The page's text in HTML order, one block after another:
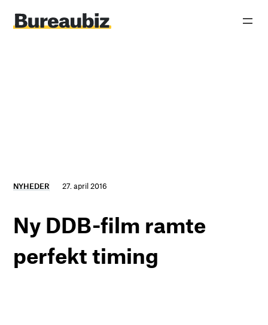
indhold
NYHEDER 27. april 2016
Ny DDB-film ramte
perfekt timing